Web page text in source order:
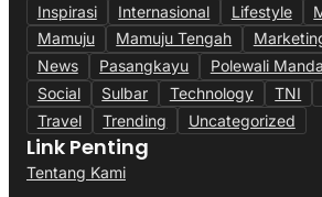
Inspirasi
Internasional Lifestyle
Mamuju
Mamuju Tengah
News
Pasangkayu Polewali
Social
Sulbar Technology TNI
Travel
Trending Uncategorized
Link Penting
Tentang Kami